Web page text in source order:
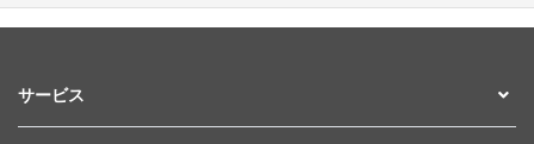
サービス